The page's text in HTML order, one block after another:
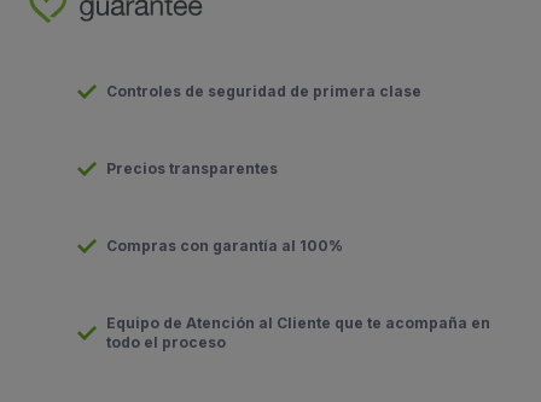
Controles de seguridad de primera clase
Precios transparentes
Compras con garantía al 100%
Equipo de Atención al Cliente que te acompaña en
todo el proceso